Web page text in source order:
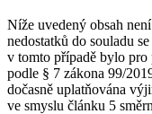
Níže uvedený obsah
nedostatků do souladu
v tomto případě bylo pro
podle § 7 zákona 99/
dočasně uplatňována
ve smyslu článku 5